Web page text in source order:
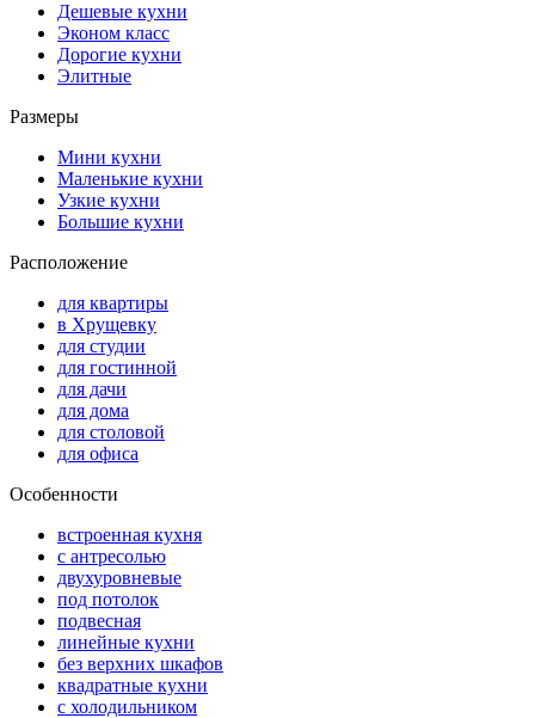
Дешевые кухни
Эконом класс
Дорогие кухни
Элитные
Размеры
Мини кухни
Маленькие кухни
Узкие кухни
Большие кухни
Расположение
для квартиры
в Хрущевку
для студии
для гостинной
для дачи
для дома
для столовой
для офиса
Особенности
встроенная кухня
с антресолью
двухуровневые
под потолок
подвесная
линейные кухни
без верхних шкафов
квадратные кухни
с холодильником